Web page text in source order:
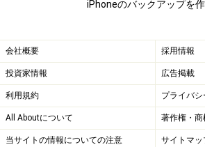
iPhoneのバックアップを
会社概要 採用情報
投資家情報 広告掲載
利用規約 プライバ
All Aboutについて 著作権・商
当サイトの情報についての注意 サイトマッ